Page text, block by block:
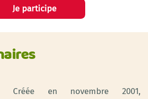
Je participe
Créée en novembre 2001,